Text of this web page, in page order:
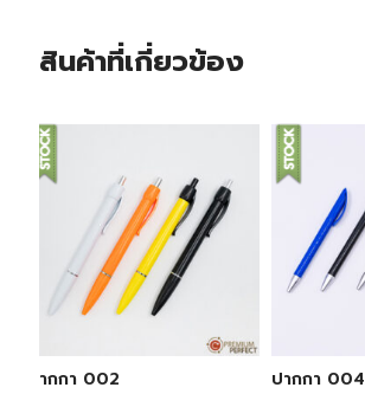
สินค้าที่เกี่ยวข้อง
ปากกา 002 ปากกา 004